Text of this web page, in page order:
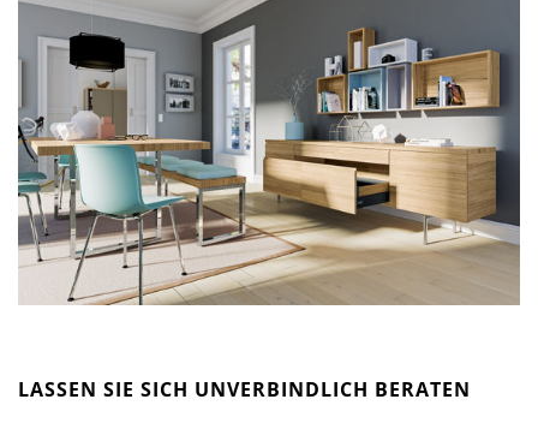
LASSEN SIE SICH UNVERBINDLICH BERATEN